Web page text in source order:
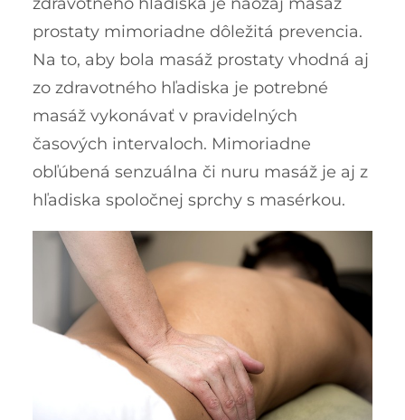
prostaty mimoriadne dôležitá prevencia.
Na to, aby bola masáž prostaty vhodná aj
zo zdravotného hľadiska je potrebné
masáž vykonávať v pravidelných
časových intervaloch. Mimoriadne
obľúbená senzuálna či nuru masáž je aj z
hľadiska spoločnej sprchy s masérkou.